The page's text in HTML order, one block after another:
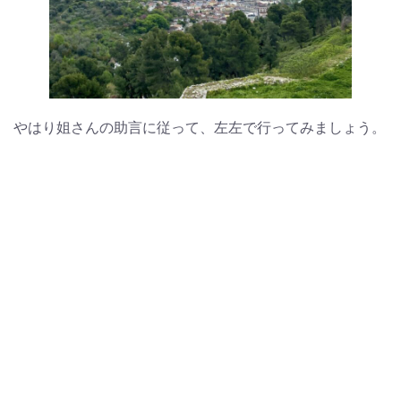
やはり姐さんの助言に従って、左左で行ってみましょう。